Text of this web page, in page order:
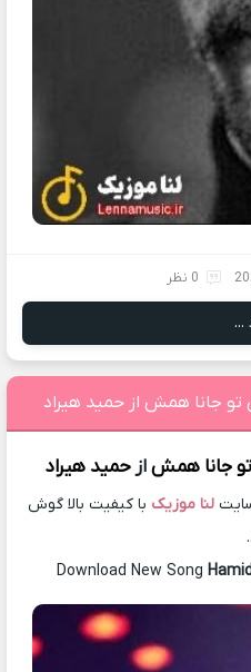
0 نظر
...
تو جانا همش از حميد هیراد
تو جانا همشازحميد هیراد
لنا موزیک با کیفیت بالا گوش
Download New Song